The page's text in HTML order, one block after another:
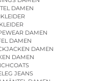
DAMEN
DAMEN
DAMEN
DAMEN
DAMEN
JEANS